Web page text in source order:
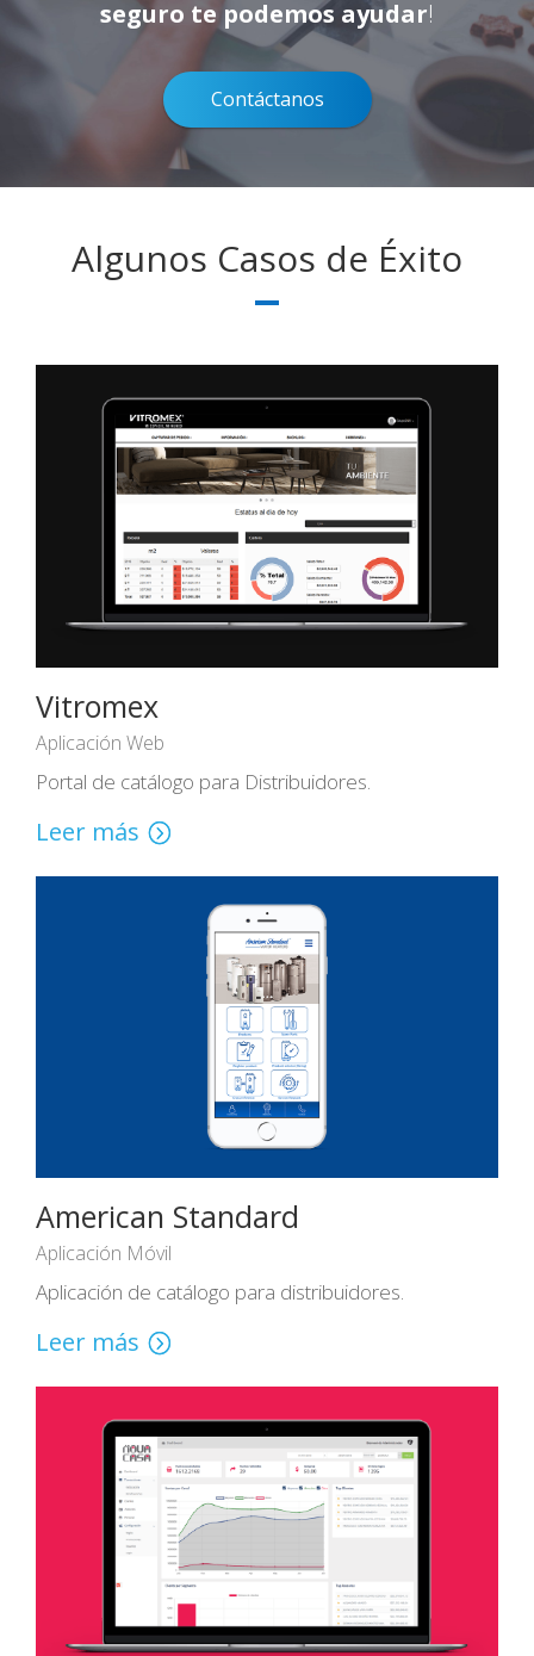
seguro te podemos ayudar!
Contáctanos
Algunos Casos de Éxito
Vitromex
Aplicación Web
Portal de catálogo para Distribuidores.
Leer más
American Standard
Aplicación Móvil
Aplicación de catálogo para distribuidores.
Leer más